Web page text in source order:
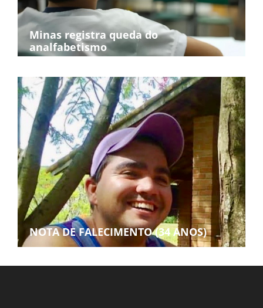
Minas registra queda do
analfabetismo
NOTA DE FALECIMENTO (34 ANOS)